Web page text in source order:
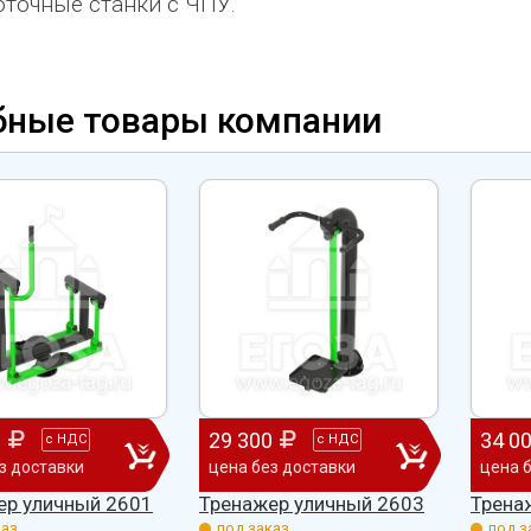
товары компании
с НДС
доставки
уличный 2601
29 300 с НДС
цена без доставки
Тренажер уличный 2603
34
цена